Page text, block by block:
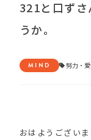
321と口ず
うか。
MIND 努力・ 愛
おはようございま